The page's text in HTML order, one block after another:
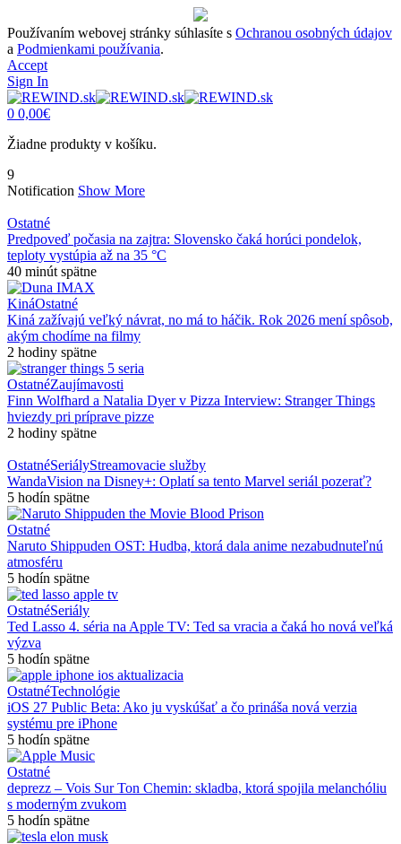
Používaním webovej stránky súhlasíte s Ochranou osobných údajov
a Podmienkami používania.
Accept
Sign In
0 0,00€
Žiadne produkty v košíku.
9
Notification Show More
Ostatné
Predpoveď počasia na zajtra: Slovensko čaká horúci pondelok,
teploty vystúpia až na 35 °C
40 minút spätne
KináOstatné
Kiná zažívajú veľký návrat, no má to háčik. Rok 2026 mení spôsob,
akým chodíme na filmy
2 hodiny spätne
OstatnéZaujímavosti
Finn Wolfhard a Natalia Dyer v Pizza Interview: Stranger Things
hviezdy pri príprave pizze
2 hodiny spätne
OstatnéSeriályStreamovacie služby
WandaVision na Disney+: Oplatí sa tento Marvel seriál pozerať?
5 hodín spätne
Ostatné
Naruto Shippuden OST: Hudba, ktorá dala anime nezabudnuteľnú
atmosféru
5 hodín spätne
OstatnéSeriály
Ted Lasso 4. séria na Apple TV: Ted sa vracia a čaká ho nová veľká
výzva
5 hodín spätne
OstatnéTechnológie
iOS 27 Public Beta: Ako ju vyskúšať a čo prináša nová verzia
systému pre iPhone
5 hodín spätne
Ostatné
deprezz – Vois Sur Ton Chemin: skladba, ktorá spojila melanchóliu
s moderným zvukom
5 hodín spätne